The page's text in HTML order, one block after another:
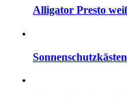
Alligator Presto